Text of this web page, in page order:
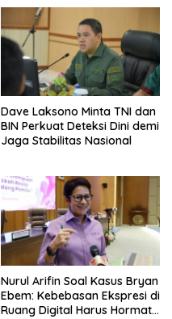
Dave Laksono Minta TNI dan
BIN Perkuat Deteksi Dini demi
Jaga Stabilitas Nasional
Nurul Arifin Soal Kasus Bryan
Ebem: Kebebasan Ekspresi di
Ruang Digital Harus Hormati